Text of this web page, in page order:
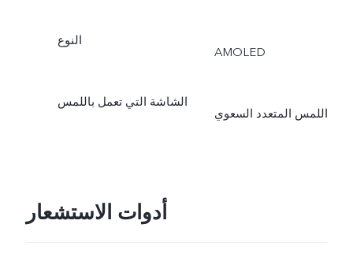
النوع
AMOLED
الشاشة التي تعمل باللمس
اللمس المتعدد السعوي
أدوات الاستشعار